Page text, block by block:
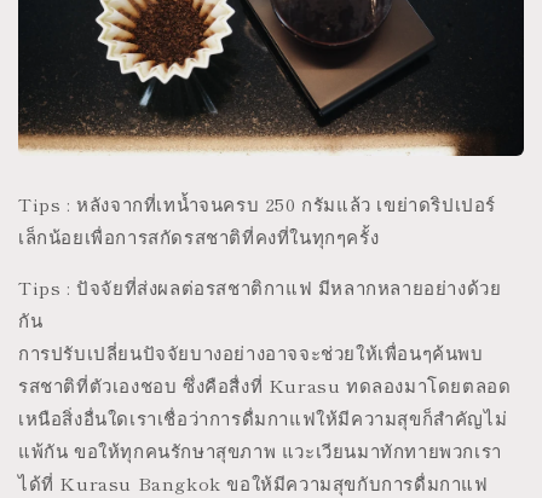
Tips : หลังจากที่เทน้ำจนครบ 250 กรัมแล้ว เขย่าดริปเปอร์
เล็กน้อยเพื่อการสกัดรสชาติที่คงที่ในทุกๆครั้ง
Tips : ปัจจัยที่ส่งผลต่อรสชาติกาแฟ มีหลากหลายอย่างด้วย
กัน
การปรับเปลี่ยนปัจจัยบางอย่างอาจจะช่วยให้เพื่อนๆค้นพบ
รสชาติที่ตัวเองชอบ ซึ่งคือสื่งที่ Kurasu ทดลองมาโดยตลอด
เหนือสิ่งอื่นใดเราเชื่อว่าการดื่มกาแฟให้มีความสุขก็สำคัญไม่
แพ้กัน ขอให้ทุกคนรักษาสุขภาพ แวะเวียนมาทักทายพวกเรา
ได้ที่ Kurasu Bangkok ขอให้มีความสุขกับการดื่มกาแฟ